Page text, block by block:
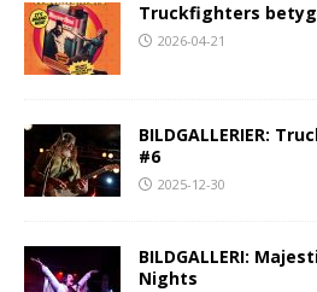
Truckfighters
2026-04-21
BILDGALLERIER:
#6
2025-12-30
BILDGALLERI:
Nights